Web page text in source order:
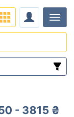
- 3815 ₴